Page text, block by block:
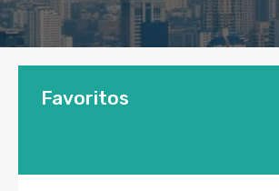
Favoritos